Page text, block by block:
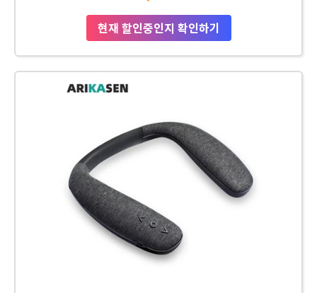
현재 할인중인지 확인하기